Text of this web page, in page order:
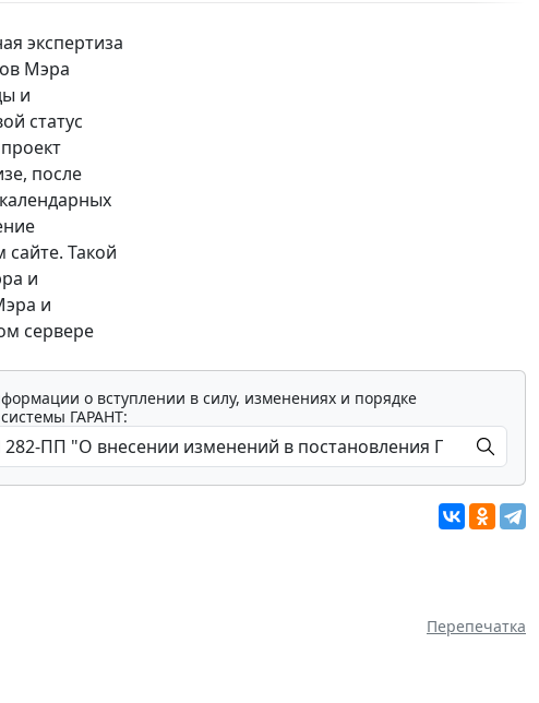
экспертиза
Мэра
и
статус
после
Такой
и
и
сервере
о вступлении в силу, изменениях и порядке
ГАРАНТ:
Перепечатка